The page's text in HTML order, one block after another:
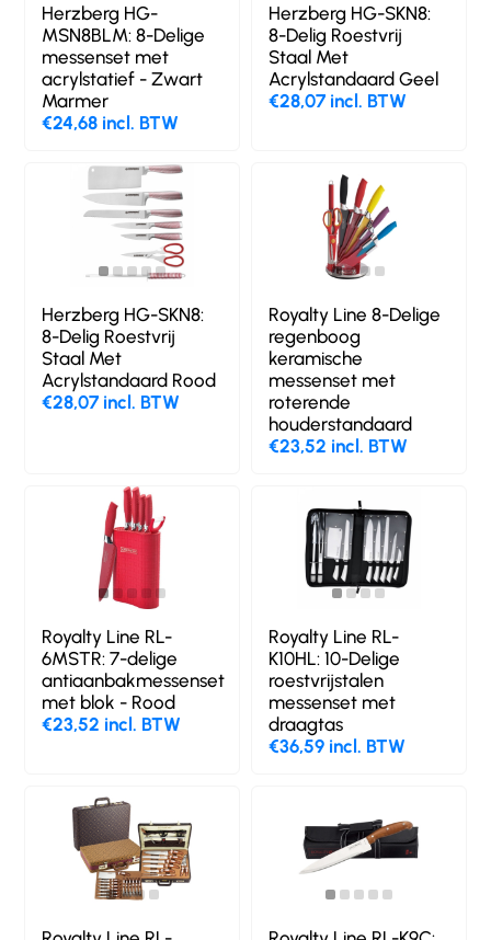
Herzberg HG-
MSN8BLM: 8-Delige
messenset met
acrylstatief - Zwart
Marmer
€24,68 incl. BTW
Herzberg HG-SKN8:
8-Delig Roestvrij
Staal Met
Acrylstandaard Geel
€28,07 incl. BTW
Herzberg HG-SKN8:
8-Delig Roestvrij
Staal Met
Acrylstandaard Rood
€28,07 incl. BTW
Royalty Line 8-Delige
regenboog
keramische
messenset met
roterende
houderstandaard
€23,52 incl. BTW
Royalty Line RL-
6MSTR: 7-delige
antiaanbakmessenset
met blok - Rood
€23,52 incl. BTW
Royalty Line RL-
K10HL: 10-Delige
roestvrijstalen
messenset met
draagtas
€36,59 incl. BTW